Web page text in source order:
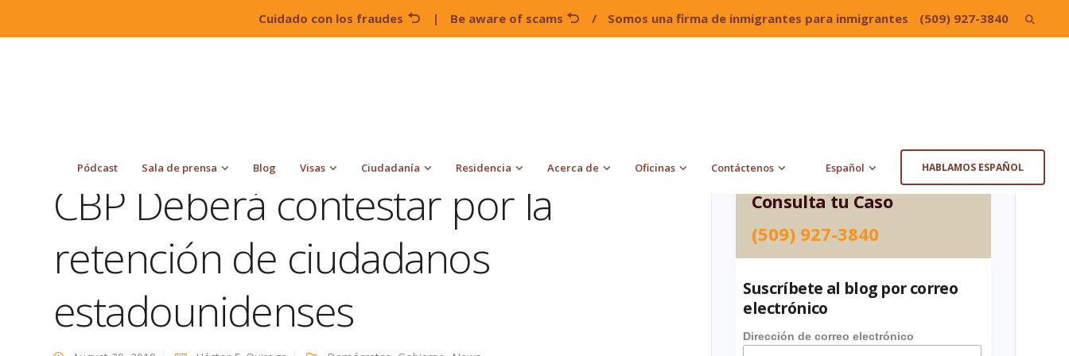
Cuidado con los fraudes | Be aware of scams / Somos una firma de inmigrantes para inmigrantes (509) 927-3840 Search
Pódcast Sala de prensa Blog Visas Ciudadanía Residencia Acerca de Oficinas Contáctenos Español HABLAMOS ESPAÑOL
estadounidenses
CBP Deberá contestar por la
retención de ciudadanos
estadounidenses
Consulta tu Caso
(509) 927-3840
Suscríbete al blog por correo
electrónico
Dirección de correo electrónico